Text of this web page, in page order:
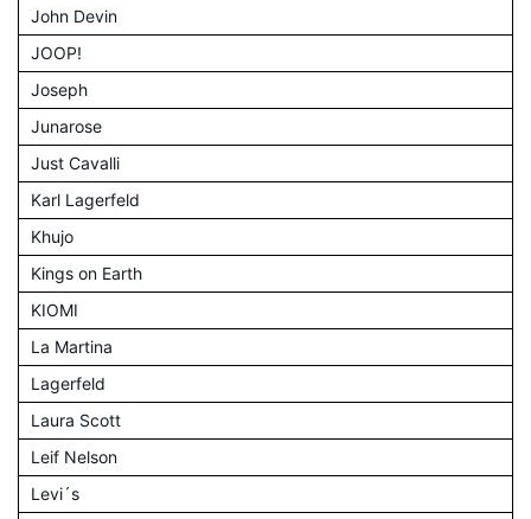
John Devin
JOOP!
Joseph
Junarose
Just Cavalli
Karl Lagerfeld
Khujo
Kings on Earth
KIOMI
La Martina
Lagerfeld
Laura Scott
Leif Nelson
Levi´s